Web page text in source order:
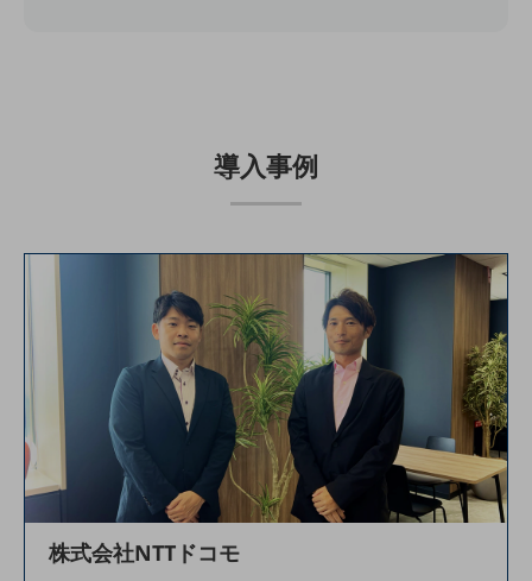
地域産業
その他の業界はこちら
ゲーム感覚で見つける
ビジネスお悩み診断
NTTドコモビジネス
オンラインショップ
モバイル・ICTサービスをオンラインで
相談・申し込みができるバーチャルショップ
法人向けモバイルトップ
はじめての方へ
導入事例
株式会社NTTドコモ